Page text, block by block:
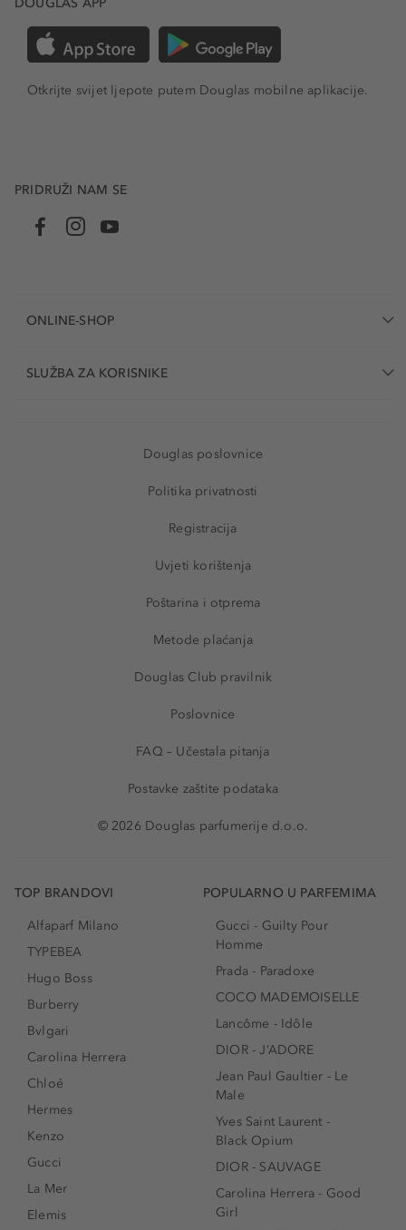
DOUGLAS APP
Otkrijte svijet ljepote putem Douglas mobilne aplikacije.
PRIDRUŽI NAM SE
ONLINE-SHOP
SLUŽBA ZA KORISNIKE
Douglas poslovnice
Politika privatnosti
Registracija
Uvjeti korištenja
Poštarina i otprema
Metode plaćanja
Douglas Club pravilnik
Poslovnice
FAQ – Učestala pitanja
Postavke zaštite podataka
© 2026 Douglas parfumerije d.o.o.
TOP BRANDOVI
Alfaparf Milano
TYPEBEA
Hugo Boss
Burberry
Bvlgari
Carolina Herrera
Chloé
Hermes
Kenzo
Gucci
La Mer
Elemis
POPULARNO U PARFEMIMA
Gucci - Guilty Pour
Homme
Prada - Paradoxe
COCO MADEMOISELLE
Lancôme - Idôle
DIOR - J’ADORE
Jean Paul Gaultier - Le
Male
Yves Saint Laurent -
Black Opium
DIOR - SAUVAGE
Carolina Herrera - Good
Girl